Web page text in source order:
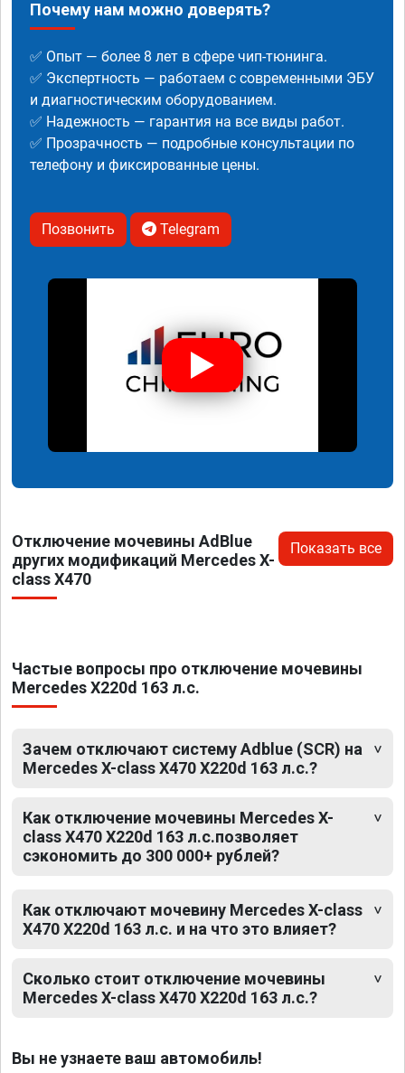
Почему нам можно доверять?
✅ Опыт — более 8 лет в сфере чип-тюнинга.
✅ Экспертность — работаем с современными ЭБУ
и диагностическим оборудованием.
✅ Надежность — гарантия на все виды работ.
✅ Прозрачность — подробные консультации по
телефону и фиксированные цены.
Позвонить Telegram
Отключение мочевины AdBlue
других модификаций Mercedes X-
class X470
Показать все
Частые вопросы про отключение мочевины
Mercedes X220d 163 л.с.
Зачем отключают систему Adblue (SCR) на
Mercedes X-class X470 X220d 163 л.с.?
Как отключение мочевины Mercedes X-
class X470 X220d 163 л.с.позволяет
сэкономить до 300 000+ рублей?
Как отключают мочевину Mercedes X-class
X470 X220d 163 л.с. и на что это влияет?
Сколько стоит отключение мочевины
Mercedes X-class X470 X220d 163 л.с.?
Вы не узнаете ваш автомобиль!